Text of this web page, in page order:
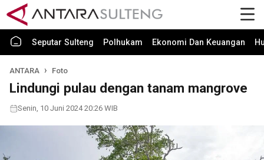
Seputar Sulteng Polhukam Ekonomi Dan Keuangan
ANTARA Foto
Lindungi pulau dengan tanam mangrove
Senin, 10 Juni 2024 20:26 WIB